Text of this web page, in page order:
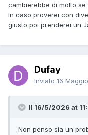
cambierebbe di molto se
In caso proverei con
giusto poi prenderei un
Dufay
Inviato 16 Maggio
Il 16/5/2026 at
Non penso sia un